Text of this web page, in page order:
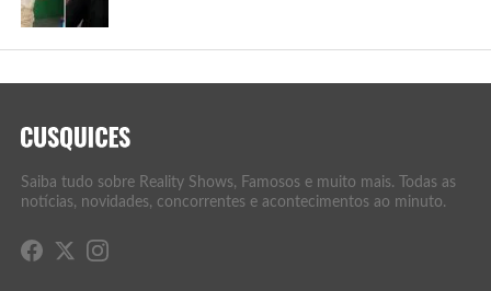
Saiba tudo sobre Reality Shows, Famosos e muito mais. Todas as
notícias, novidades, concorrentes e acontecimentos ao minuto.